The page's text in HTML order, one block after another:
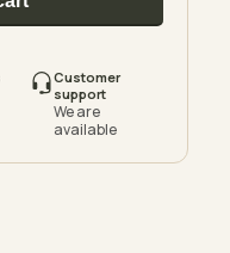
Customer
support
We are
available